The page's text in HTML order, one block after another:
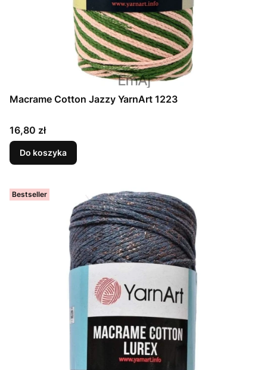
Macrame Cotton Jazzy YarnArt 1223
Cena
16,80 zł
Do koszyka
Bestseller